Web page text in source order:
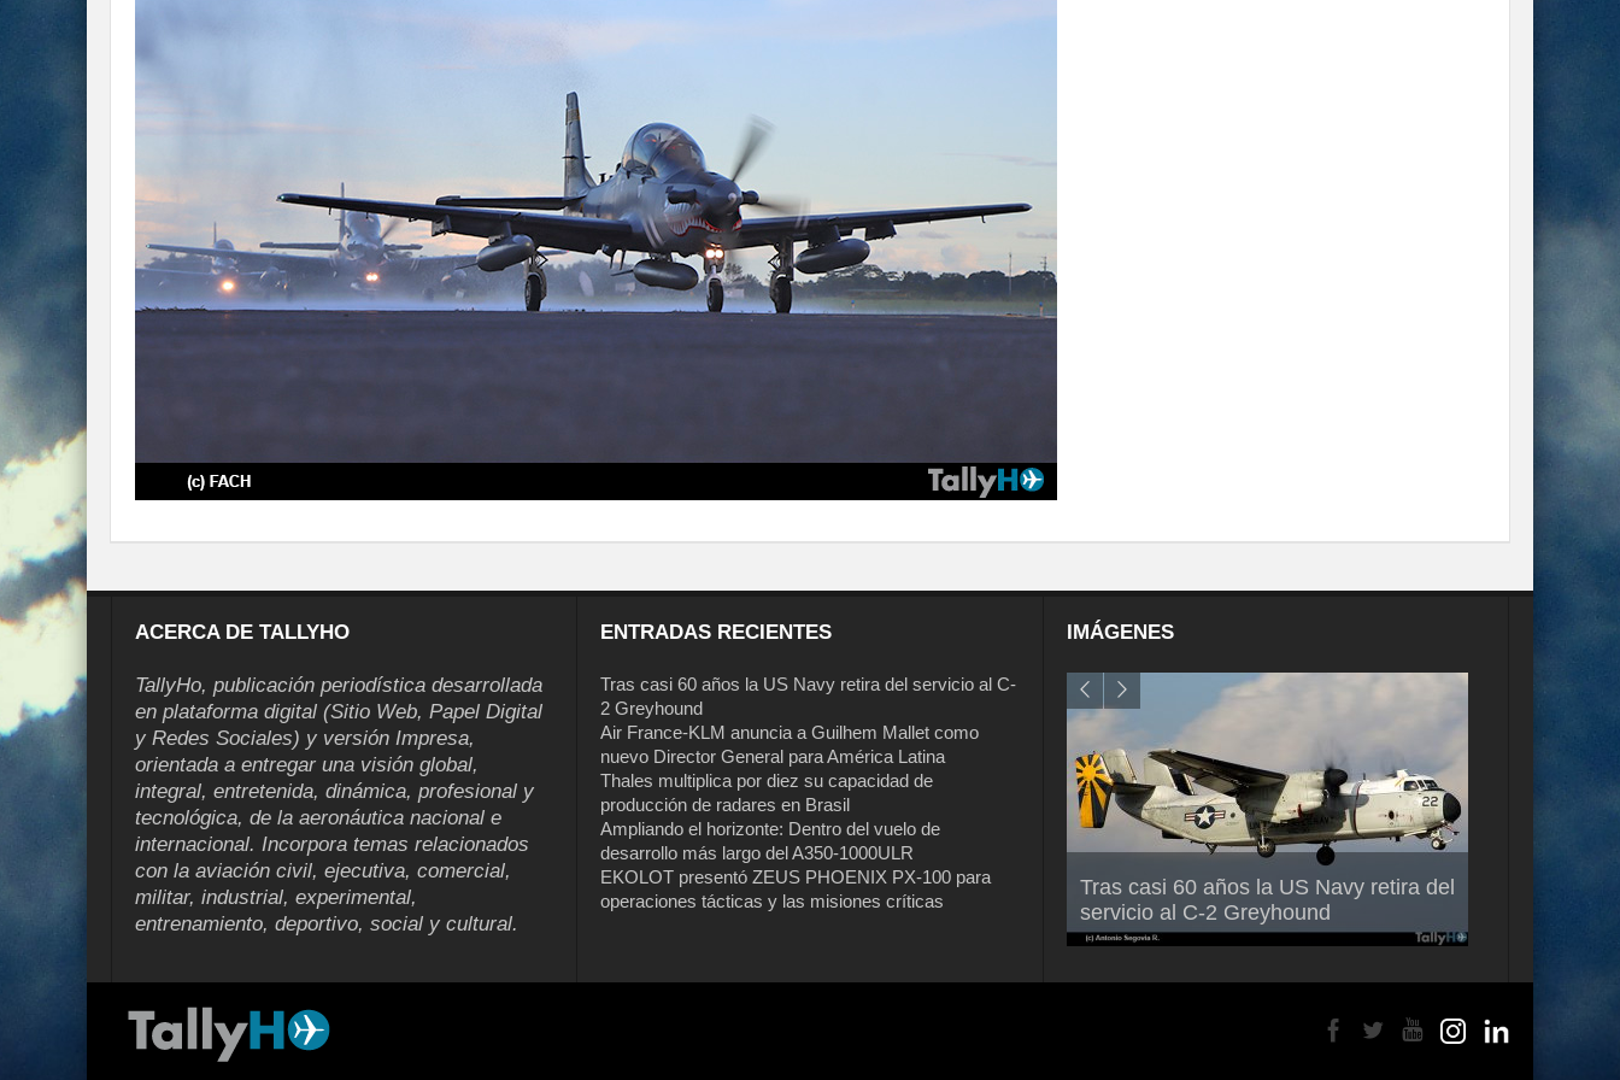
ACERCA DE TALLYHO
TallyHo, publicación periodística desarrollada
en plataforma digital (Sitio Web, Papel Digital
y Redes Sociales) y versión Impresa,
orientada a entregar una visión global,
integral, entretenida, dinámica, profesional y
tecnológica, de la aeronáutica nacional e
internacional. Incorpora temas relacionados
con la aviación civil, ejecutiva, comercial,
militar, industrial, experimental,
entrenamiento, deportivo, social y cultural.
ENTRADAS RECIENTES
Tras casi 60 años la US Navy retira del servicio al C-
2 Greyhound
Air France-KLM anuncia a Guilhem Mallet como
nuevo Director General para América Latina
Thales multiplica por diez su capacidad de
producción de radares en Brasil
Ampliando el horizonte: Dentro del vuelo de
desarrollo más largo del A350-1000ULR
EKOLOT presentó ZEUS PHOENIX PX-100 para
operaciones tácticas y las misiones críticas
IMÁGENES
Tras casi 60 años la US Navy retira del
servicio al C-2 Greyhound
Air France-KLM anuncia a Guilhem
Mallet como nuevo Director General
para América Latina